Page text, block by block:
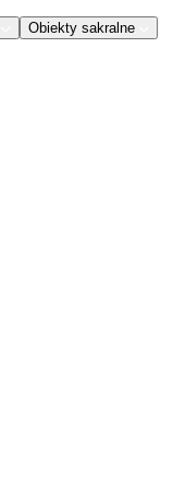
Obiekty sakralne